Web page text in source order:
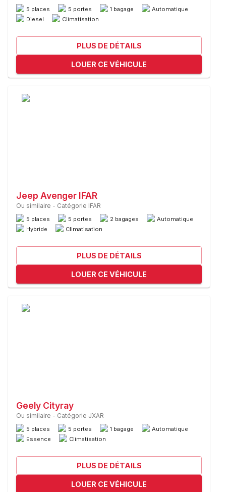
5 places 5 portes 1 bagage
Automatique
Diesel
Climatisation
PLUS DE DÉTAILS
LOUER CE VÉHICULE
Jeep Avenger IFAR
Ou similaire - Catégorie IFAR
5 places 5 portes 2 bagages
Automatique
Hybride
Climatisation
PLUS DE DÉTAILS
LOUER CE VÉHICULE
Geely Cityray
Ou similaire - Catégorie JXAR
5 places 5 portes 1 bagage
Automatique
Essence
Climatisation
PLUS DE DÉTAILS
LOUER CE VÉHICULE